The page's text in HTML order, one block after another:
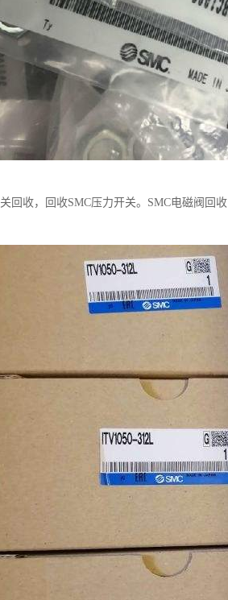
回收，回收SMC压力开关。SMC电磁阀回